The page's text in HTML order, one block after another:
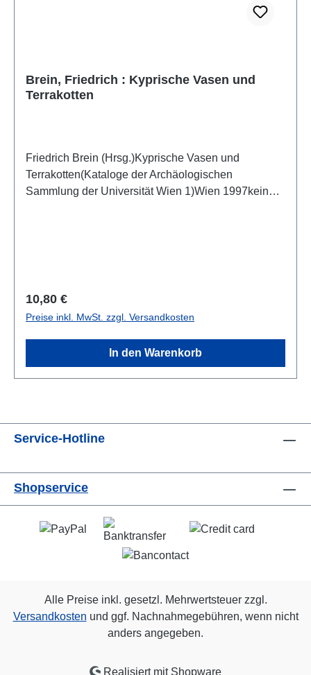
Brein, Friedrich : Kyprische Vasen und
Terrakotten
Friedrich Brein (Hrsg.)Kyprische Vasen und
Terrakotten(Kataloge der Archäologischen
Sammlung der Universität Wien 1)Wien 1997keine
Regulärer Preis:
10,80 €
Preise inkl. MwSt. zzgl. Versandkosten
In den Warenkorb
Service-Hotline
Shopservice
Alle Preise inkl. gesetzl. Mehrwertsteuer zzgl.
Versandkosten und ggf. Nachnahmegebühren, wenn nicht
anders angegeben.
Realisiert mit Shopware